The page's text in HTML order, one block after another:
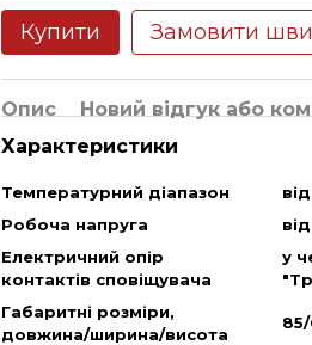
Купити Замовити
Опис Новий відгук або
Характеристики
Температурний діапазон
Робоча напруга
Електричний опір
контактів сповіщувача
у
Габаритні розміри,
довжина/ширина/висота